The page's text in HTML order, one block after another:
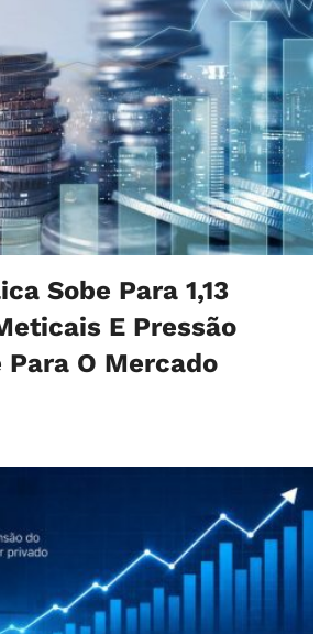
Sobe Para 1,13
E Pressão
Para O Mercado